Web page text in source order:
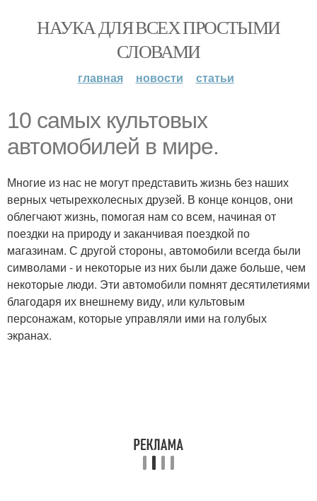
НАУКА ДЛЯ ВСЕХ ПРОСТЫМИ
СЛОВАМИ
главная новости статьи
10 самых культовых
автомобилей в мире.
Многие из нас не могут представить жизнь без наших
верных четырехколесных друзей. В конце концов, они
облегчают жизнь, помогая нам со всем, начиная от
поездки на природу и заканчивая поездкой по
магазинам. С другой стороны, автомобили всегда были
символами - и некоторые из них были даже больше, чем
некоторые люди. Эти автомобили помнят десятилетиями
благодаря их внешнему виду, или культовым
персонажам, которые управляли ими на голубых
экранах.